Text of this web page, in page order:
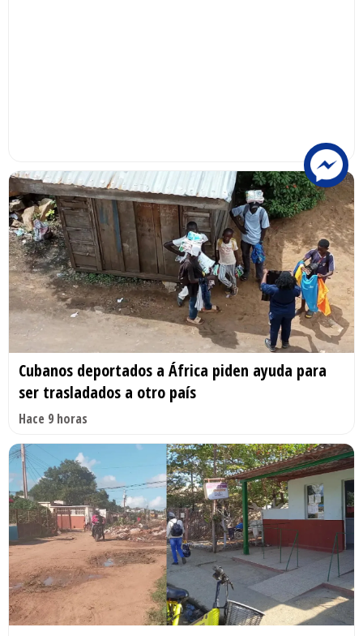
Cubanos deportados a África piden ayuda para
ser trasladados a otro país
Hace 9 horas